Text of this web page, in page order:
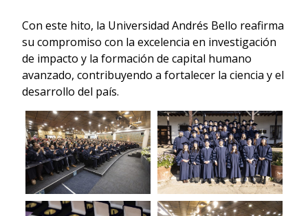
Con este hito, la Universidad Andrés Bello reafirma
su compromiso con la excelencia en investigación
de impacto y la formación de capital humano
avanzado, contribuyendo a fortalecer la ciencia y el
desarrollo del país.